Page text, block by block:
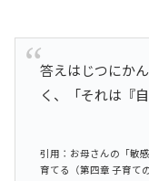
答えはじつにか
く、「それは『
引用：お母さんの「敏
育てる（第四章 子育て